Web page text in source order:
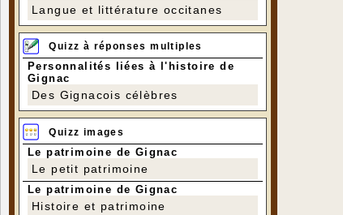
Langue et littérature occitanes
Quizz à réponses multiples
Personnalités liées à l'histoire de
Gignac
Des Gignacois célèbres
Quizz images
Le patrimoine de Gignac
Le petit patrimoine
Le patrimoine de Gignac
Histoire et patrimoine